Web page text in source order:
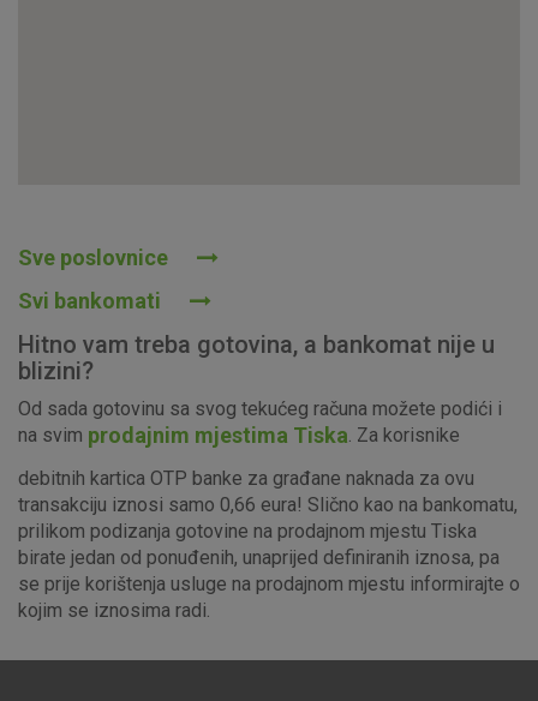
Sve poslovnice
Svi bankomati
Hitno vam treba gotovina, a bankomat nije u
blizini?
Od sada gotovinu sa svog tekućeg računa možete podići i
na svim prodajnim mjestima Tiska . Za korisnike
debitnih kartica OTP banke za građane naknada za ovu
transakciju iznosi samo 0,66 eura! Slično kao na bankomatu,
prilikom podizanja gotovine na prodajnom mjestu Tiska
birate jedan od ponuđenih, unaprijed definiranih iznosa, pa
se prije korištenja usluge na prodajnom mjestu informirajte o
kojim se iznosima radi.
Ovi kolačići nužni su za funkcioniranje internetske stranice i
postavljaju kao odgovor na vaše radnje koje uključuju zahtjev
za uslugama, kao što su postavke kolačića. Svoj preglednik
o njima, ali u tom slučaju neki dijelovi stranice neće raditi. Ti
kolačići ne pohranjuju nikakve informacije koje bi vas mogle
identificirati.
Detaljnije informacije o kolačićima